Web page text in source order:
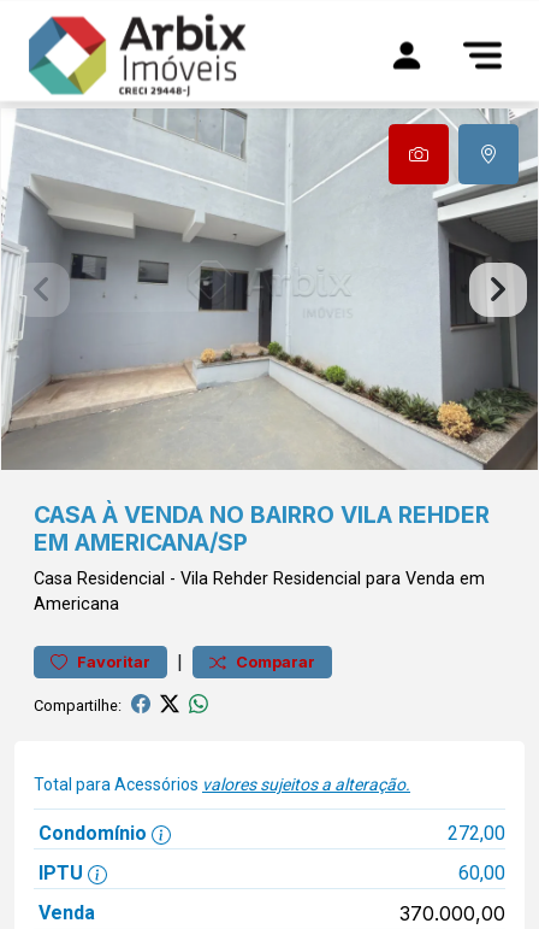
CASA À VENDA NO BAIRRO VILA REHDER
EM AMERICANA/SP
Casa Residencial - Vila Rehder Residencial para Venda em
Americana
Favoritar | Comparar
Compartilhe:
Total para Acessórios valores sujeitos a alteração.
Condomínio
272,00
IPTU
60,00
Venda
370.000,00